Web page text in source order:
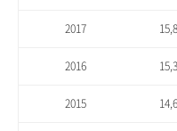
2017
2016
2015